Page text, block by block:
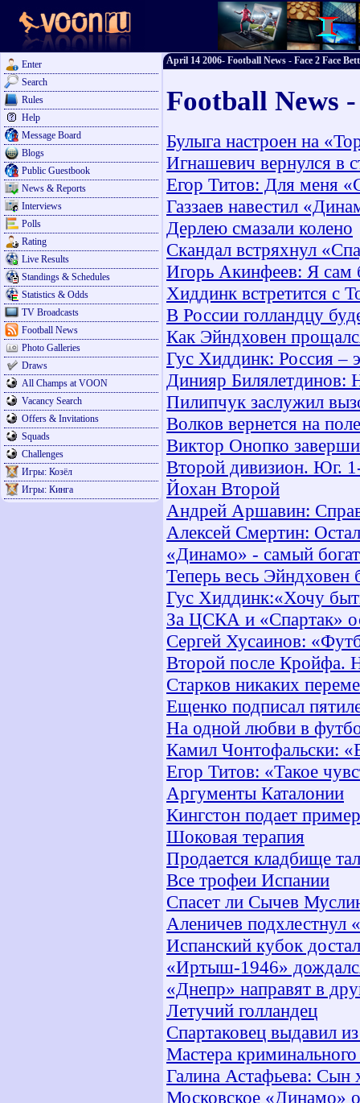
Enter
Search
Rules
Help
Message Board
Blogs
Public Guestbook
News & Reports
Interviews
Polls
Rating
Live Results
Standings & Schedules
Statistics & Odds
TV Broadcasts
Football News
Photo Galleries
Draws
All Champs at VOON
Vacancy Search
Offers & Invitations
Squads
Challenges
Игры: Козёл
Игры: Кинга
April 14 2006- Football News - Face 2 Face
Football News
Булыга настроен на
Игнашевич вернулся в
Егор Титов: Для меня
Газзаев навестил
Дерлею смазали колено
Скандал встряхнул
Игорь Акинфеев: Я сам
Хиддинк встретится с
В России голландцу
Как Эйндховен
Гус Хиддинк: Россия –
Динияр Билялетдинов:
Пилипчук заслужил
Волков вернется на
Виктор Онопко
Второй дивизион. Юг.
Йохан Второй
Андрей Аршавин:
Алексей Смертин:
«Динамо» - самый
Теперь весь Эйндховен
Гус Хиддинк:«Хочу
За ЦСКА и «Спартак»
Сергей Хусаинов:
Второй после Кройфа.
Старков никаких
Ещенко подписал
На одной любви в
Камил Чонтофальски:
Егор Титов: «Такое
Аргументы Каталонии
Кингстон подает
Шоковая терапия
Продается кладбище
Все трофеи Испании
Спасет ли Сычев
Аленичев подхлестнул
Испанский кубок
«Иртыш-1946»
«Днепр» направят в
Летучий голландец
Спартаковец выдавил
Мастера криминального
Галина Астафьева: Сын
Московское «Динамо»